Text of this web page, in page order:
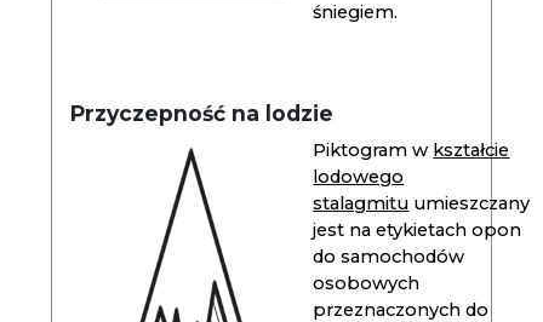
śniegiem.
Przyczepność na lodzie
Piktogram w kształcie
lodowego
stalagmitu umieszczany
jest na etykietach opon
do samochodów
osobowych
przeznaczonych do